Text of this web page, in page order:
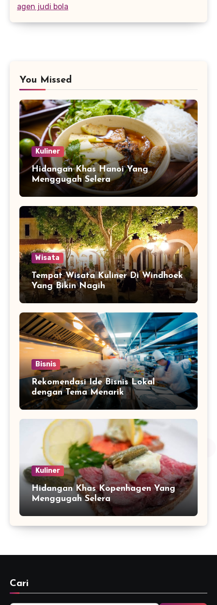
agen judi bola
You Missed
Kuliner
Hidangan Khas Hanoi Yang
Menggugah Selera
Wisata
Tempat Wisata Kuliner Di Windhoek
Yang Bikin Nagih
Bisnis
Rekomendasi Ide Bisnis Lokal
dengan Tema Menarik
Kuliner
Hidangan Khas Kopenhagen Yang
Menggugah Selera
Cari